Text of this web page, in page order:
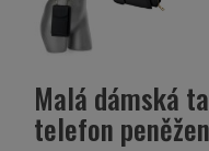
Malá dámská
telefon